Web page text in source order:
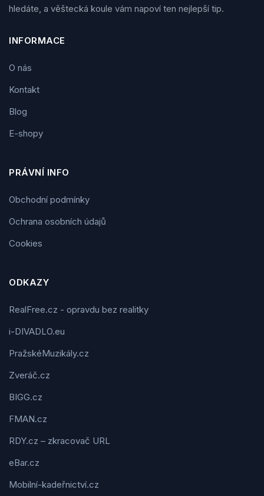
hledáte, a věštecká koule vám napoví ten nejlepší tip.
INFORMACE
O nás
Kontakt
Blog
E-shopy
PRÁVNÍ INFO
Obchodní podmínky
Ochrana osobních údajů
Cookies
ODKAZY
RealFree.cz - opravdu bez realitky
i-DIVADLO.eu
PražskéMuzikály.cz
Zveráč.cz
BIGG.cz
FMAN.cz
RDY.cz – zkracovač URL
eBar.cz
Mobilní-kadeřnictví.cz